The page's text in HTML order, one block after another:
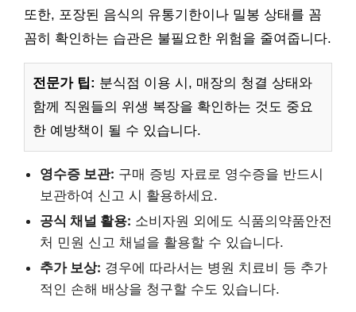
또한, 포장된 음식의 유통기한이나 밀봉 상태를 꼼
꼼히 확인하는 습관은 불필요한 위험을 줄여줍니다.
전문가 팁: 분식점 이용 시, 매장의 청결 상태와
함께 직원들의 위생 복장을 확인하는 것도 중요
한 예방책이 될 수 있습니다.
영수증 보관: 구매 증빙 자료로 영수증을 반드시
보관하여 신고 시 활용하세요.
공식 채널 활용: 소비자원 외에도 식품의약품안전
처 민원 신고 채널을 활용할 수 있습니다.
추가 보상: 경우에 따라서는 병원 치료비 등 추가
적인 손해 배상을 청구할 수도 있습니다.